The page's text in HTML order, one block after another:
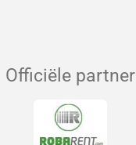
Officiële partner